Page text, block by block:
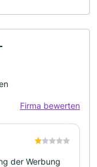
Firma bewerten
der Werbung